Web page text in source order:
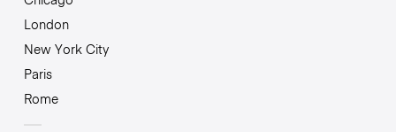
London
New York City
Paris
Rome